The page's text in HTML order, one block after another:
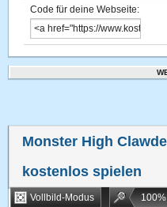
Code für deine Webseite:
Monster High
kostenlos spielen
Vollbild-Modus 100%